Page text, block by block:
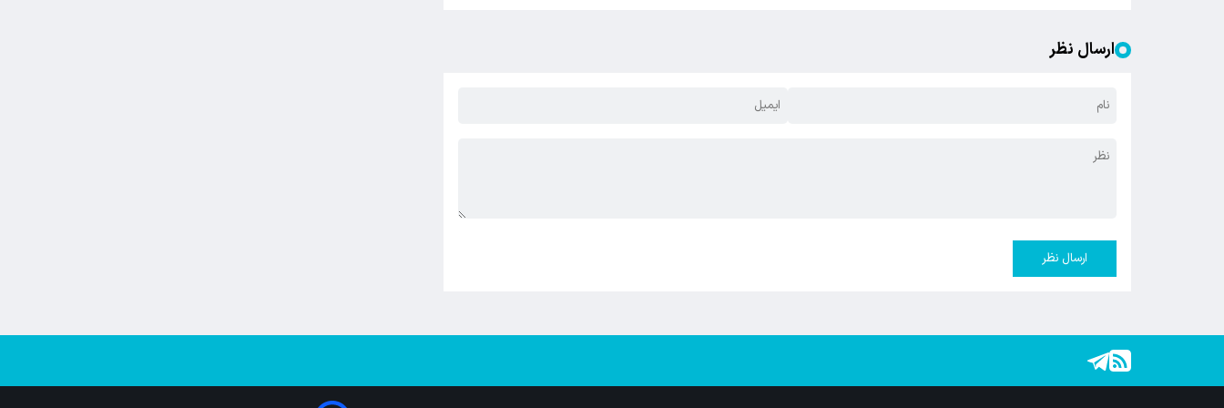
ارسال نظر
ارسال نظر